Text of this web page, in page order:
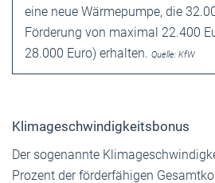
eine neue Wärmepumpe, die
Förderung von maximal 22.400
28.000 Euro) erhalten. Quelle: KfW
Klimageschwindigkeitsbonus
Der sogenannte
Prozent der förderfähigen